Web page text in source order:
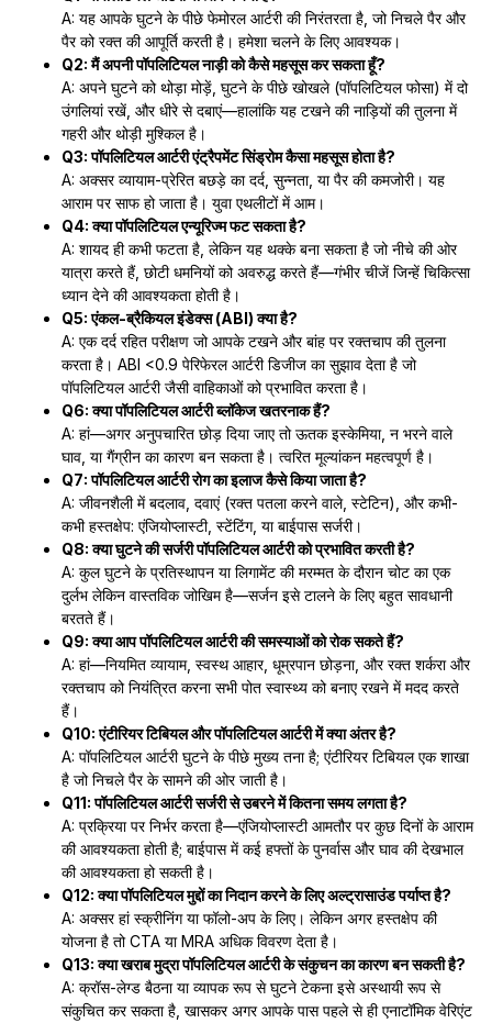
A: यह आपके घुटने के पीछे फेमोरल आर्टरी की निरंतरता है, जो निचले पैर और
पैर को रक्त की आपूर्ति करती है। हमेशा चलने के लिए आवश्यक।
Q2: मैं अपनी पॉपलिटियल नाड़ी को कैसे महसूस कर सकता हूँ?
A: अपने घुटने को थोड़ा मोड़ें, घुटने के पीछे खोखले (पॉपलिटियल फोसा) में दो
उंगलियां रखें, और धीरे से दबाएं—हालांकि यह टखने की नाड़ियों की तुलना में
गहरी और थोड़ी मुश्किल है।
Q3: पॉपलिटियल आर्टरी एंट्रैपमेंट सिंड्रोम कैसा महसूस होता है?
A: अक्सर व्यायाम-प्रेरित बछड़े का दर्द, सुन्नता, या पैर की कमजोरी। यह
आराम पर साफ हो जाता है। युवा एथलीटों में आम।
Q4: क्या पॉपलिटियल एन्यूरिज्म फट सकता है?
A: शायद ही कभी फटता है, लेकिन यह थक्के बना सकता है जो नीचे की ओर
यात्रा करते हैं, छोटी धमनियों को अवरुद्ध करते हैं—गंभीर चीजें जिन्हें चिकित्सा
ध्यान देने की आवश्यकता होती है।
Q5: एंकल-ब्रैकियल इंडेक्स (ABI) क्या है?
A: एक दर्द रहित परीक्षण जो आपके टखने और बांह पर रक्तचाप की तुलना
करता है। ABI <0.9 पेरिफेरल आर्टरी डिजीज का सुझाव देता है जो
पॉपलिटियल आर्टरी जैसी वाहिकाओं को प्रभावित करता है।
Q6: क्या पॉपलिटियल आर्टरी ब्लॉकेज खतरनाक हैं?
A: हां—अगर अनुपचारित छोड़ दिया जाए तो ऊतक इस्केमिया, न भरने वाले
घाव, या गैंग्रीन का कारण बन सकता है। त्वरित मूल्यांकन महत्वपूर्ण है।
Q7: पॉपलिटियल आर्टरी रोग का इलाज कैसे किया जाता है?
A: जीवनशैली में बदलाव, दवाएं (रक्त पतला करने वाले, स्टेटिन), और कभी-
कभी हस्तक्षेप: एंजियोप्लास्टी, स्टेंटिंग, या बाईपास सर्जरी।
Q8: क्या घुटने की सर्जरी पॉपलिटियल आर्टरी को प्रभावित करती है?
A: कुल घुटने के प्रतिस्थापन या लिगामेंट की मरम्मत के दौरान चोट का एक
दुर्लभ लेकिन वास्तविक जोखिम है—सर्जन इसे टालने के लिए बहुत सावधानी
बरतते हैं।
Q9: क्या आप पॉपलिटियल आर्टरी की समस्याओं को रोक सकते हैं?
A: हां—नियमित व्यायाम, स्वस्थ आहार, धूम्रपान छोड़ना, और रक्त शर्करा और
रक्तचाप को नियंत्रित करना सभी पोत स्वास्थ्य को बनाए रखने में मदद करते
हैं।
Q10: एंटीरियर टिबियल और पॉपलिटियल आर्टरी में क्या अंतर है?
A: पॉपलिटियल आर्टरी घुटने के पीछे मुख्य तना है; एंटीरियर टिबियल एक शाखा
है जो निचले पैर के सामने की ओर जाती है।
Q11: पॉपलिटियल आर्टरी सर्जरी से उबरने में कितना समय लगता है?
A: प्रक्रिया पर निर्भर करता है—एंजियोप्लास्टी आमतौर पर कुछ दिनों के आराम
की आवश्यकता होती है; बाईपास में कई हफ्तों के पुनर्वास और घाव की देखभाल
की आवश्यकता हो सकती है।
Q12: क्या पॉपलिटियल मुद्दों का निदान करने के लिए अल्ट्रासाउंड पर्याप्त है?
A: अक्सर हां स्क्रीनिंग या फॉलो-अप के लिए। लेकिन अगर हस्तक्षेप की
योजना है तो CTA या MRA अधिक विवरण देता है।
Q13: क्या खराब मुद्रा पॉपलिटियल आर्टरी के संकुचन का कारण बन सकती है?
A: क्रॉस-लेग्ड बैठना या व्यापक रूप से घुटने टेकना इसे अस्थायी रूप से
संकुचित कर सकता है, खासकर अगर आपके पास पहले से ही एनाटॉमिक वेरिएंट